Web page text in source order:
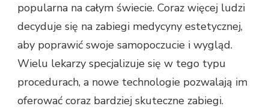
popularna na całym świecie. Coraz więcej ludzi
decyduje się na zabiegi medycyny estetycznej,
aby poprawić swoje samopoczucie i wygląd.
Wielu lekarzy specjalizuje się w tego typu
procedurach, a nowe technologie pozwalają im
oferować coraz bardziej skuteczne zabiegi.